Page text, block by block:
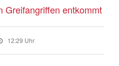
Greifangriffen entkommt
12:29 Uhr